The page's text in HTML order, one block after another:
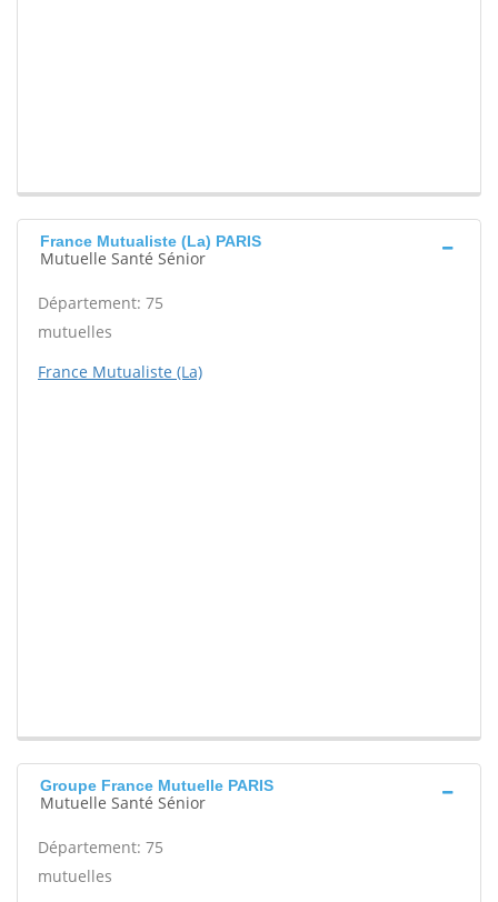
France Mutualiste (La) PARIS
Mutuelle Santé Sénior
Département: 75
mutuelles
France Mutualiste (La)
Groupe France Mutuelle PARIS
Mutuelle Santé Sénior
Département: 75
mutuelles